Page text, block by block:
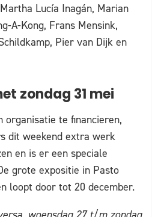
Lucía Inagán, Marian
A-Kong, Frans Mensink,
Pier van Dijk en
zondag 31 mei
organisatie te financieren,
dit weekend extra werk
en is er een speciale
grote expositie in Pasto
loopt door tot 20 december.